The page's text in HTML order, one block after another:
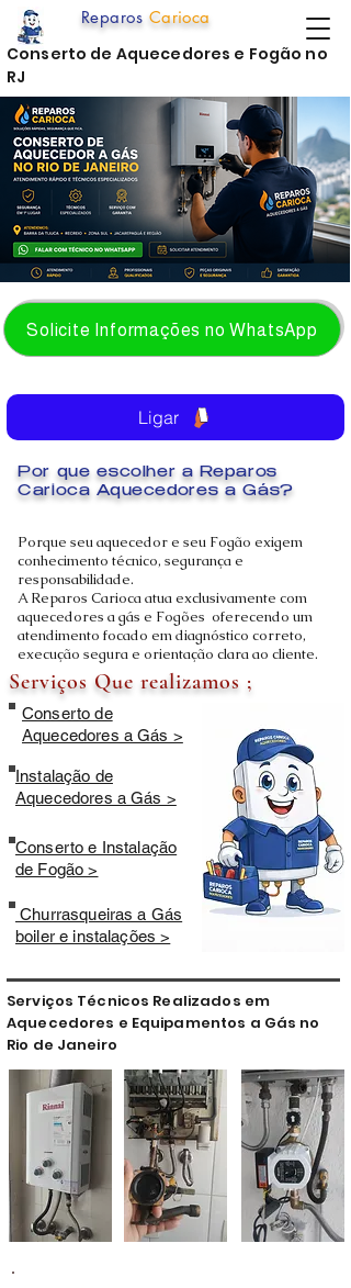
Solicite Informações no WhatsApp
Porque seu aquecedor e seu Fogão exigem
conhecimento técnico, segurança e
responsabilidade.
A Reparos Carioca atua exclusivamente com
aquecedores a gás e Fogões oferecendo um
atendimento focado em diagnóstico correto,
execução segura e orientação clara ao cliente.
Reparos Carioca
Por que escolher a Reparos
Carioca Aquecedores a Gás?
Serviços Que realizamos ;
Conserto de
Aquecedores a Gás >
Instalação de
Aquecedores a Gás >
Conserto e Instalação
de Fogão >
Churrasqueiras a Gás
boiler e instalações >
Ligar
Conserto de Aquecedores e Fogão no
RJ
Serviços Técnicos Realizados em
Aquecedores e Equipamentos a Gás no
Rio de Janeiro